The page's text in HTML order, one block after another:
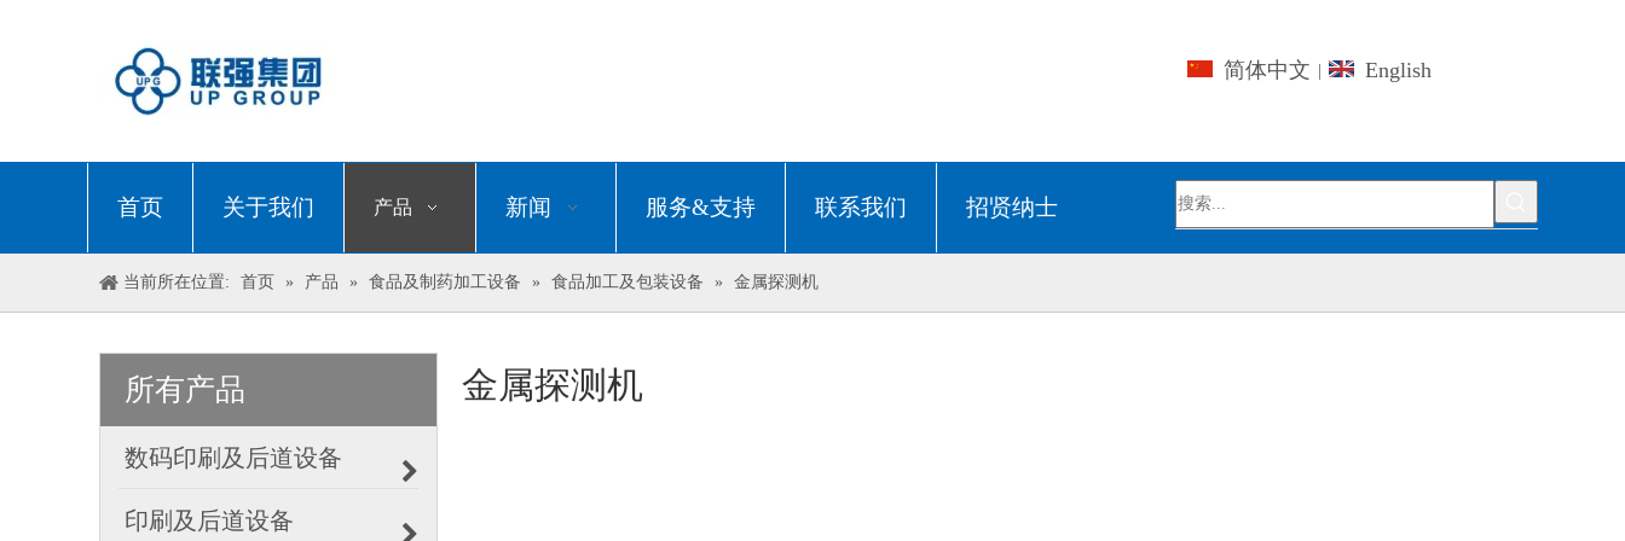
简体中文 | English
首页 关于我们 产品 新闻 服务&支持 联系我们 招贤纳士
当前所在位置: 首页 » 产品 » 食品及制药加工设备 » 食品加工及包装设备 » 金属探测机
所有产品
数码印刷及后道设备
印刷及后道设备
金属探测机